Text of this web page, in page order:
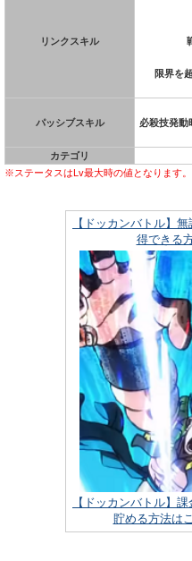
リンクスキル
限界を
パッシブスキル
必殺技発動
カテゴリ
※ステータスはLv最大時の値となります。
【ドッカンバトル】
得できる
【ドッカンバトル】
貯める方法は